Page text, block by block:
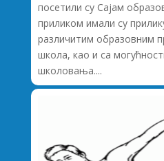
посетили су Сајам
приликом имали су
различитим образовним
школа, као и са
школовања....